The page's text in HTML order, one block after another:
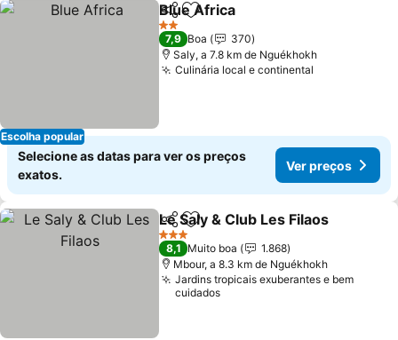
Escolha popular
PartilharAdicionar aos favoritos
Blue Africa
2 Estrelas
7,9 Boa
370
Saly, a 7.8 km de Nguékhokh
Culinária local e continental
Selecione as datas para ver os preços
exatos.
Ver preços
PartilharAdicionar aos favoritos
Le Saly & Club Les Filaos
3 Estrelas
8,1 Muito boa
1.868
Mbour, a 8.3 km de Nguékhokh
Jardins tropicais exuberantes e bem
cuidados